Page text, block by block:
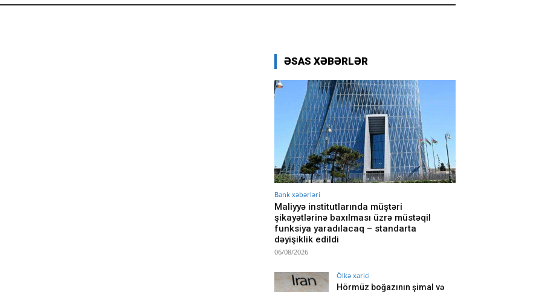
ƏSAS XƏBƏRLƏR
Bank xəbərləri
Maliyyə institutlarında müştəri
şikayətlərinə baxılması üzrə müstəqil
funksiya yaradılacaq – standarta
dəyişiklik edildi
06/08/2026
Ölkə xarici
Hörmüz boğazının şimal və